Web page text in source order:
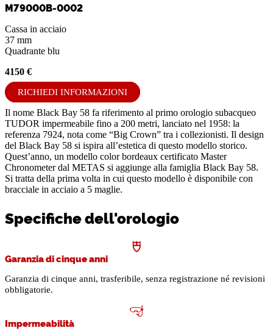
M79000B-0002
Cassa in acciaio
37 mm
Quadrante blu
4150 €
RICHIEDI INFORMAZIONI
Il nome Black Bay 58 fa riferimento al primo orologio subacqueo
TUDOR impermeabile fino a 200 metri, lanciato nel 1958: la
referenza 7924, nota come “Big Crown” tra i collezionisti. Il design
del Black Bay 58 si ispira all’estetica di questo modello storico.
Quest’anno, un modello color bordeaux certificato Master
Chronometer dal METAS si aggiunge alla famiglia Black Bay 58.
Si tratta della prima volta in cui questo modello è disponibile con
bracciale in acciaio a 5 maglie.
Specifiche dell'orologio
Garanzia di cinque anni
Garanzia di cinque anni, trasferibile, senza registrazione né revisioni
obbligatorie.
Impermeabilità